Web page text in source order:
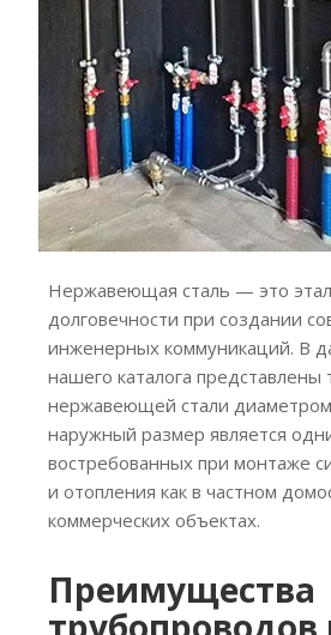
Нержавеющая сталь — это
долговечности при создании
инженерных коммуникаций. В
нашего каталога
нержавеющей стали
наружный размер является
востребованных при монтаже
и отопления как в частном
коммерческих объектах.
Преимущества